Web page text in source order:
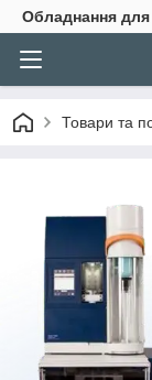
Обладнання для
Товари та